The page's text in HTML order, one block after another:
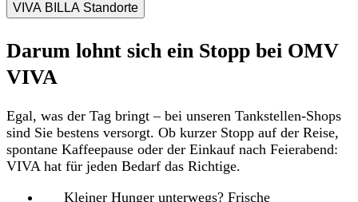
VIVA BILLA Standorte
Darum lohnt sich ein Stopp bei OMV
VIVA
Egal, was der Tag bringt – bei unseren Tankstellen-Shops
sind Sie bestens versorgt. Ob kurzer Stopp auf der Reise,
spontane Kaffeepause oder der Einkauf nach Feierabend:
VIVA hat für jeden Bedarf das Richtige.
Kleiner Hunger unterwegs? Frische